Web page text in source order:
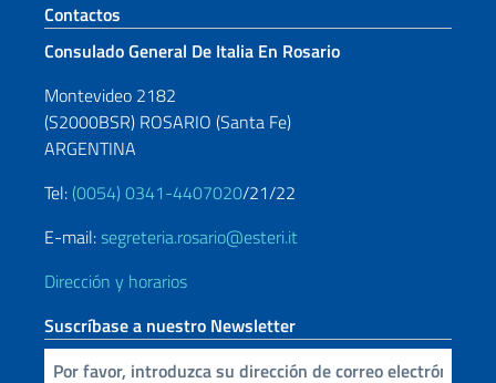
Sezione footer
Contactos
Consulado General De Italia En Rosario
Montevideo 2182
(S2000BSR) ROSARIO (Santa Fe)
ARGENTINA
Tel: (0054) 0341-4407020/21/22
E-mail:segreteria.rosario@esteri.it
Dirección y horarios
Suscríbase a nuestro Newsletter
Inserta tu correo electronico